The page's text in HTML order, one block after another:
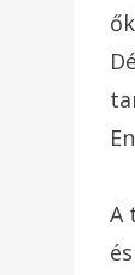
A